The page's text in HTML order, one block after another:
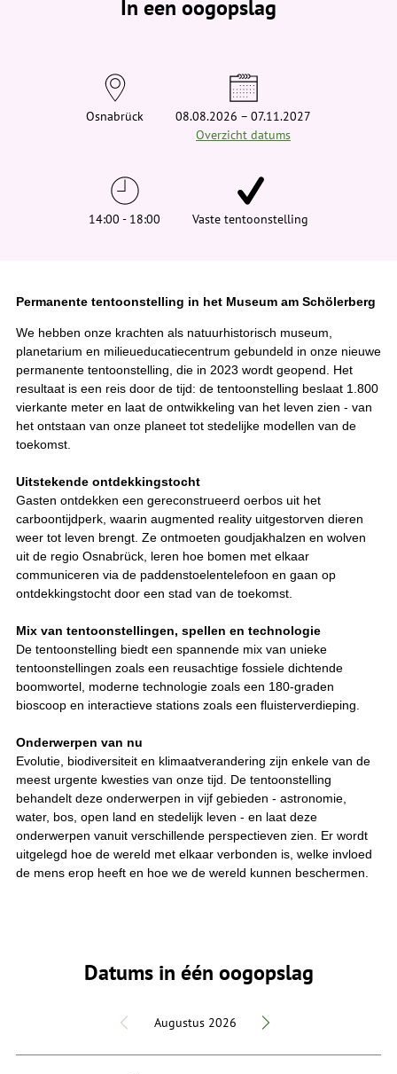
e
h
e
In een oogopslag
Osnabrück
08.08.2026 – 07.11.2027
Overzicht datums
14:00 - 18:00 Vaste tentoonstelling
Permanente tentoonstelling in het Museum am Schölerberg
We hebben onze krachten als natuurhistorisch museum,
planetarium en milieueducatiecentrum gebundeld in onze nieuwe
permanente tentoonstelling, die in 2023 wordt geopend. Het
resultaat is een reis door de tijd: de tentoonstelling beslaat 1.800
vierkante meter en laat de ontwikkeling van het leven zien - van
het ontstaan van onze planeet tot stedelijke modellen van de
toekomst.
Uitstekende ontdekkingstocht
Gasten ontdekken een gereconstrueerd oerbos uit het
carboontijdperk, waarin augmented reality uitgestorven dieren
weer tot leven brengt. Ze ontmoeten goudjakhalzen en wolven
uit de regio Osnabrück, leren hoe bomen met elkaar
communiceren via de paddenstoelentelefoon en gaan op
ontdekkingstocht door een stad van de toekomst.
Mix van tentoonstellingen, spellen en technologie
De tentoonstelling biedt een spannende mix van unieke
tentoonstellingen zoals een reusachtige fossiele dichtende
boomwortel, moderne technologie zoals een 180-graden
bioscoop en interactieve stations zoals een fluisterverdieping.
Onderwerpen van nu
Evolutie, biodiversiteit en klimaatverandering zijn enkele van de
meest urgente kwesties van onze tijd. De tentoonstelling
behandelt deze onderwerpen in vijf gebieden - astronomie,
water, bos, open land en stedelijk leven - en laat deze
onderwerpen vanuit verschillende perspectieven zien. Er wordt
uitgelegd hoe de wereld met elkaar verbonden is, welke invloed
de mens erop heeft en hoe we de wereld kunnen beschermen.
Datums in één oogopslag
Augustus 2026